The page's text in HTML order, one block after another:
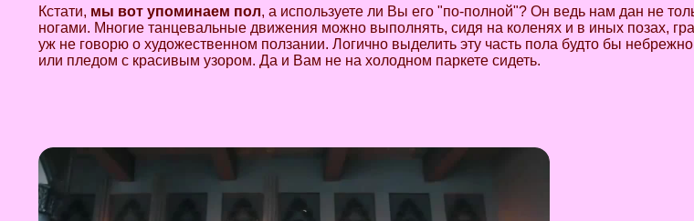
Кстати, мы вот упоминаем пол, а используете ли Вы его "по-полной"? Он ведь нам дан не
ногами. Многие танцевальные движения можно выполнять, сидя на коленях и в иных позах,
уж не говорю о художественном ползании. Логично выделить эту часть пола будто бы
или пледом с красивым узором. Да и Вам не на холодном паркете сидеть.